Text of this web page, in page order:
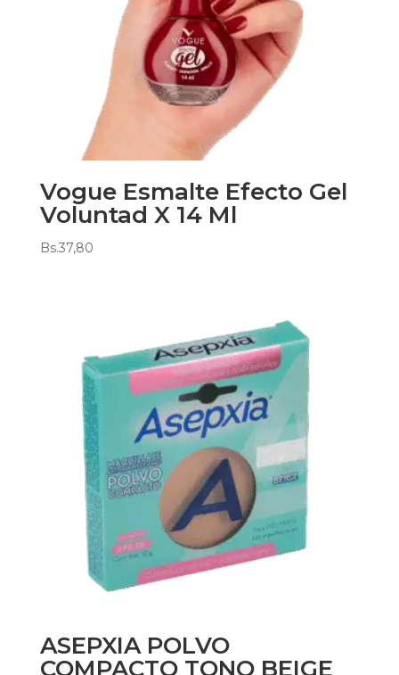
Vogue Esmalte Efecto Gel
Voluntad X 14 Ml
Bs.37,80
ASEPXIA POLVO
COMPACTO TONO BEIGE